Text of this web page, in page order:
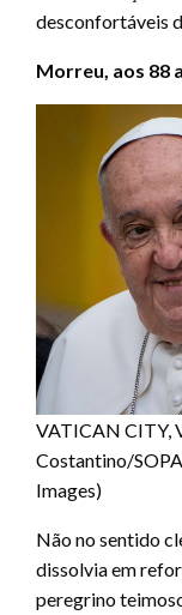
desconfortáveis
Morreu, aos 88
VATICAN CITY,
Costantino/
Images)
Não no sentido
dissolvia em
peregrino